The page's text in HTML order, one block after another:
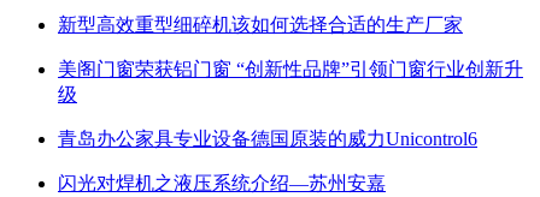
新型高效重型细碎机该如何选择合适的生产厂家
美阁门窗荣获铝门窗 “创新性品牌”引领门窗行业创新升
级
青岛办公家具专业设备德国原装的威力Unicontrol6
闪光对焊机之液压系统介绍—苏州安嘉